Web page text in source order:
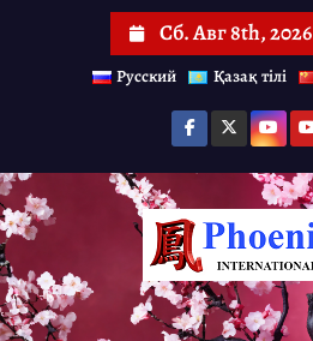
й
т
и
к
с
Сб. Авг 8th, 2026
Русский
Қазақ тілі